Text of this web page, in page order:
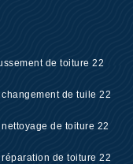
de toiture 22
changement de tuile 22
nettoyage de toiture 22
réparation de toiture 22